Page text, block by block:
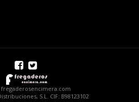
fregaderosencimera.com
S.L. CIF: B98123102